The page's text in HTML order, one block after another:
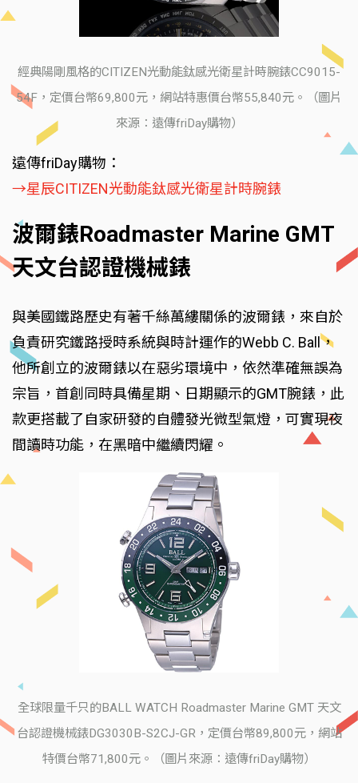
經典陽剛風格的CITIZEN光動能鈦感光衛星計時腕錶CC9015-
54F，定價台幣69,800元，網站特惠價台幣55,840元。（圖片
來源：遠傳friDay購物）
遠傳friDay購物：
→星辰CITIZEN光動能鈦感光衛星計時腕錶
波爾錶Roadmaster Marine GMT
天文台認證機械錶
與美國鐵路歷史有著千絲萬縷關係的波爾錶，來自於
負責研究鐵路授時系統與時計運作的Webb C. Ball，
他所創立的波爾錶以在惡劣環境中，依然準確無誤為
宗旨，首創同時具備星期、日期顯示的GMT腕錶，此
款更搭載了自家研發的自體發光微型氣燈，可實現夜
間讀時功能，在黑暗中繼續閃耀。
全球限量千只的BALL WATCH Roadmaster Marine GMT 天文
台認證機械錶DG3030B-S2CJ-GR，定價台幣89,800元，網站
特價台幣71,800元。（圖片來源：遠傳friDay購物）